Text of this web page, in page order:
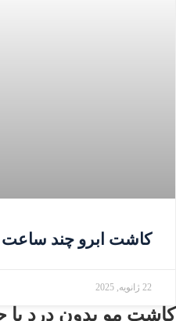
کاشت ابرو چند
22 ژانویه, 2025
کاشت مو بدون درد با